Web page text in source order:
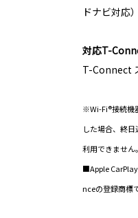
ドナビ対応
対応T-
T-Connect
※Wi-Fi®接続機
した場合、終
利用できません。
■Apple
nceの登録商標